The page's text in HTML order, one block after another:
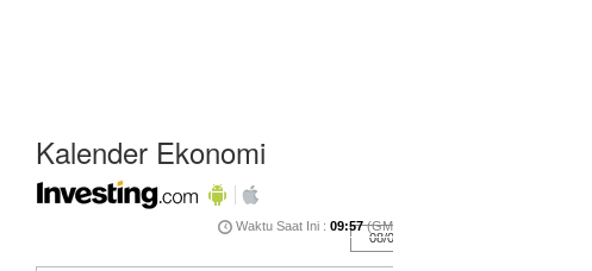
Kalender Ekonomi